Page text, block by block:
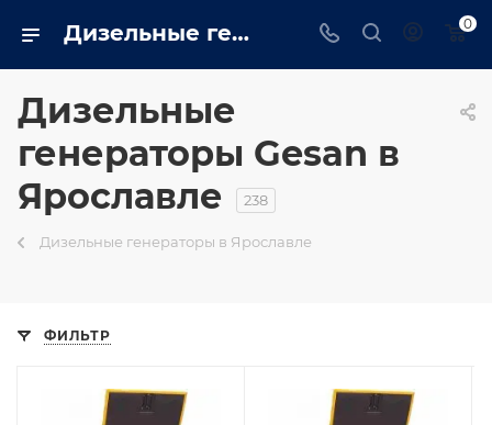
Дизельные генераторы gesan: Промышленные, бытовые купить в Ярославле на сайте - trustenergo.ru 0
Дизельные
генераторы Gesan в
Ярославле
238
Дизельные генераторы в Ярославле
ФИЛЬТР